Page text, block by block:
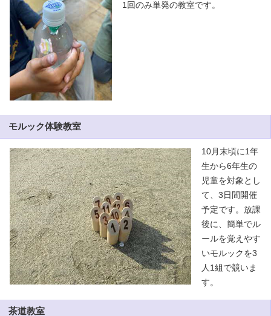
1回のみ単発の教室です。
モルック体験教室
10月末頃に1年
生から6年生の
児童を対象とし
て、3日間開催
予定です。放課
後に、簡単でル
ールを覚えやす
いモルックを3
人1組で競いま
す。
茶道教室